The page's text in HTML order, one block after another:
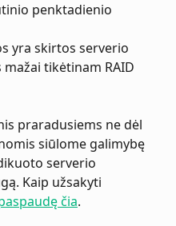
penktadienio
yra skirtos serverio
tikėtinam RAID
praradusiems ne dėl
siūlome galimybę
serverio
Kaip užsakyti
čia.